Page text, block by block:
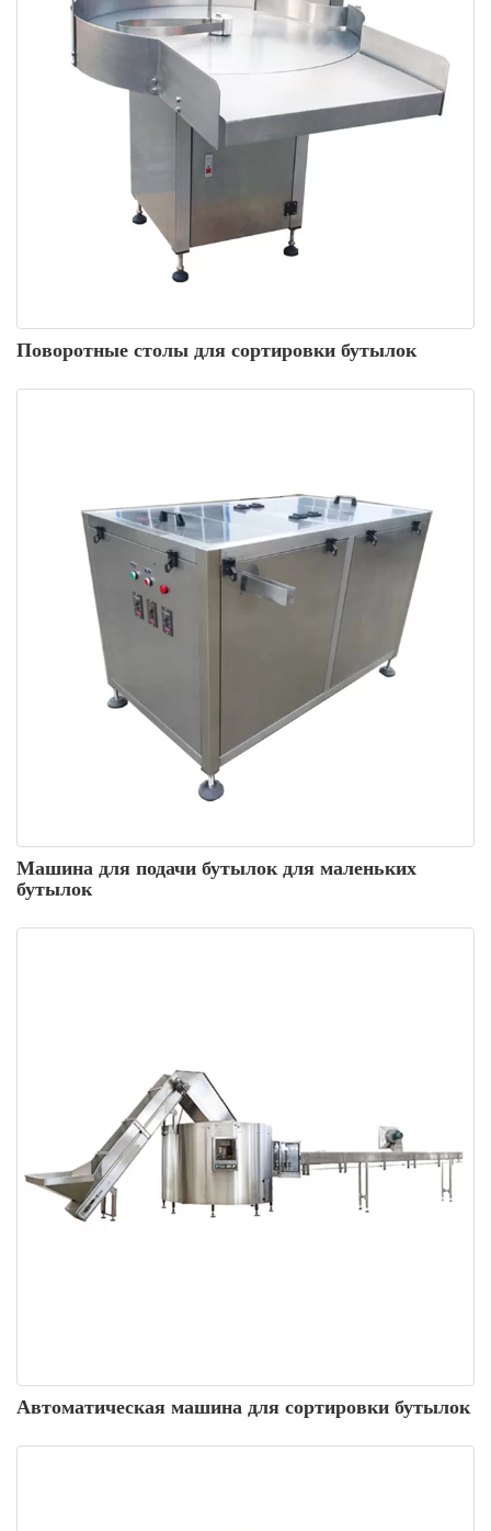
Поворотные столы для сортировки бутылок
Машина для подачи бутылок для маленьких
бутылок
Автоматическая машина для сортировки бутылок